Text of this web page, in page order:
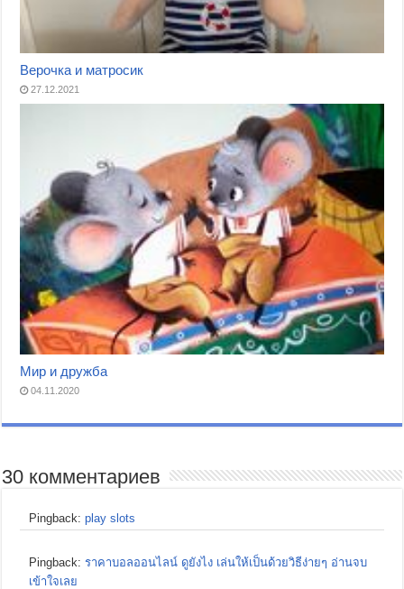
Верочка и матросик
27.12.2021
Мир и дружба
04.11.2020
30 комментариев
Pingback:play slots
Pingback:ราคาบอลออนไลน์ ดูยังไง เล่นให้เป็นด้วยวิธีง่ายๆ อ่านจบ
เข้าใจเลย